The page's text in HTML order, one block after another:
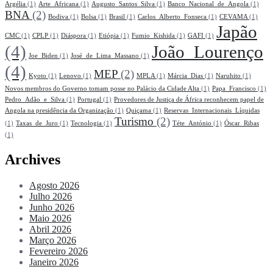
Argélia (1) Arte_Africana (1) Augusto_Santos_Silva (1) Banco_Nacional_de_Angola (1)
BNA(2) Bodiva (1) Bolsa (1) Brasil (1) Carlos_Alberto_Fonseca (1) CEVAMA(1)
CMC (1) CPLP (1) Diáspora (1) Etiópia (1) Fumio_Kishida (1) GAFI (1) Japão
(4) Joe_Biden (1) José_de_Lima_Massano (1) João_Lourenço
(4) Kyoto (1) Lenovo (1) MEP (2) MPLA(1) Márcia_Dias (1) Naruhito (1)
Novos membros do Governo tomam posse no Palácio da Cidade Alta (1) Papa_Francisco (1)
Pedro_Adão_e_Silva (1) Portugal (1) Provedores de Justiça de África reconhecem papel de
Angola na presidência da Organização (1) Quiçama (1) Reservas_Internacionais_Líquidas
(1) Taxas_de_Juro (1) Tecnologia (1) Turismo (2) Téte_António (1) Óscar_Ribas
(1)
Archives
Agosto 2026
Julho 2026
Junho 2026
Maio 2026
Abril 2026
Março 2026
Fevereiro 2026
Janeiro 2026